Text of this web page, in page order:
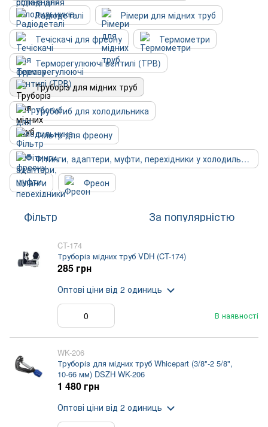
Радіодеталі
Рімери для мідних труб
Течіскачі для фреону
Термометри
Терморегулюючі вентилі (ТРВ)
Труборіз для мідних труб
Трубогиб для холодильника
Фільтр для фреону
Фітинги, адаптери, муфти, перехідники у холодильник
Шланги
Фреон
Фільтр За популярністю
CT-174
Труборіз мідних труб VDH (CT-174)
В наявності
285 грн
Оптові ціни від 2 одиниць
WK-206
Труборіз для мідних труб Whicepart (3/8"-2 5/8",
10-66 мм) DSZH WK-206
1 480 грн
Оптові ціни від 2 одиниць